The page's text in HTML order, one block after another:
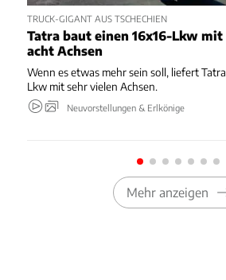
TRUCK-GIGANT AUS TSCHECHIEN
Tatra baut einen 16x16-Lkw mit
acht Achsen
Wenn es etwas mehr sein soll, liefert Tatra
Lkw mit sehr vielen Achsen.
Neuvorstellungen & Erlkönige
Mehr anzeigen